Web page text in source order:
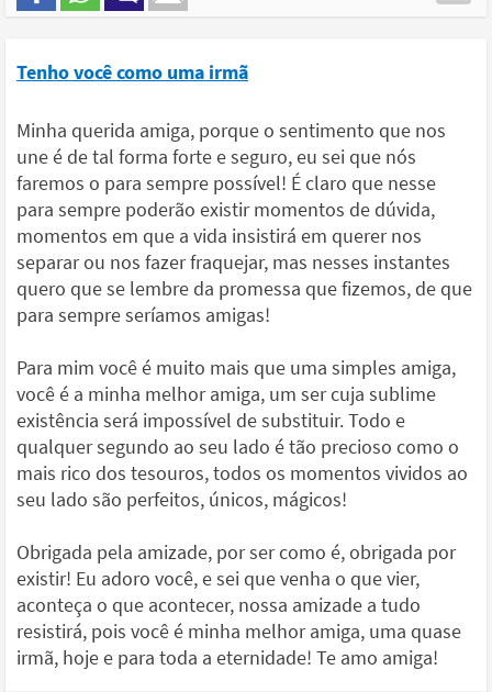
Tenho você como uma irmã
Minha querida amiga, porque o sentimento que nos
une é de tal forma forte e seguro, eu sei que nós
faremos o para sempre possível! É claro que nesse
para sempre poderão existir momentos de dúvida,
momentos em que a vida insistirá em querer nos
separar ou nos fazer fraquejar, mas nesses instantes
quero que se lembre da promessa que fizemos, de que
para sempre seríamos amigas!
Para mim você é muito mais que uma simples amiga,
você é a minha melhor amiga, um ser cuja sublime
existência será impossível de substituir. Todo e
qualquer segundo ao seu lado é tão precioso como o
mais rico dos tesouros, todos os momentos vividos ao
seu lado são perfeitos, únicos, mágicos!
Obrigada pela amizade, por ser como é, obrigada por
existir! Eu adoro você, e sei que venha o que vier,
aconteça o que acontecer, nossa amizade a tudo
resistirá, pois você é minha melhor amiga, uma quase
irmã, hoje e para toda a eternidade! Te amo amiga!